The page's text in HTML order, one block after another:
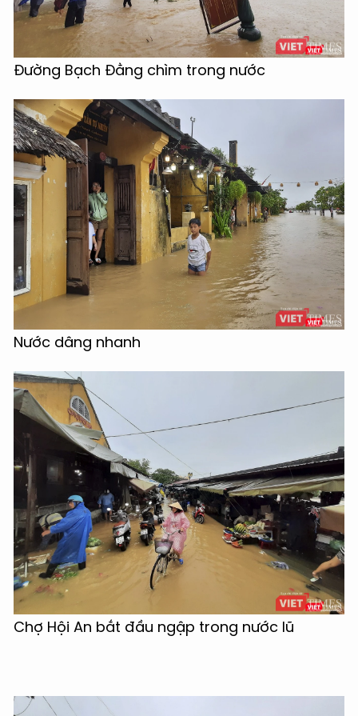
Đường Bạch Đằng chìm trong nước
Nước dâng nhanh
Chợ Hội An bắt đầu ngập trong nước lũ